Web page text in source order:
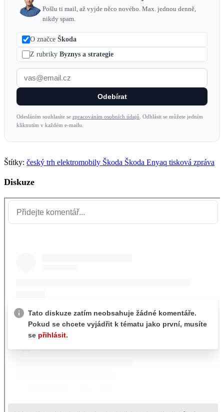
Pošlu ti mail, až vyjde něco nového. Max. jednou denně,
nikdy spam.
O značce Škoda
Z rubriky Byznys a strategie
Odebírat
Odesláním souhlasíte se zpracováním osobních údajů . Odhlásit se můžete jedním
kliknutím v každém e-mailu.
Štítky: český trh elektromobily Škoda Škoda Enyaq tisková zpráva
Diskuze